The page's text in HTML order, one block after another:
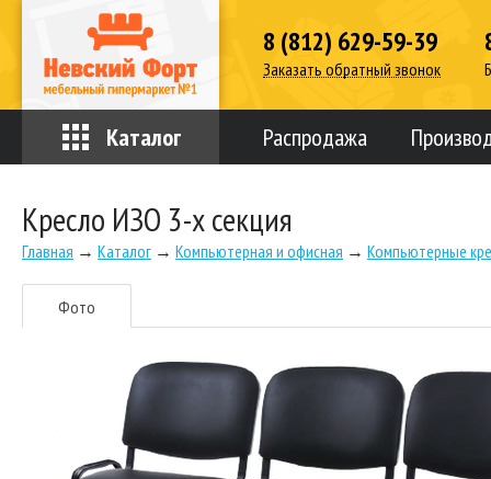
8 (812) 629-59-39
Заказать обратный звонок
Каталог Распродажа
Кресло ИЗО 3-х секция
Главная → Каталог → Компьютерная и офисная → Компьютерные
Фото